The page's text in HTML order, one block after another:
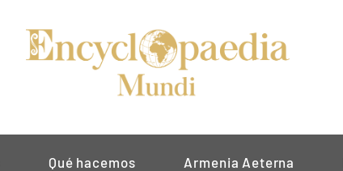
Qué hacemos Armenia Aeterna